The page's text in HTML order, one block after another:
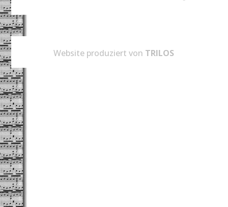
Website produziert von TRILOS